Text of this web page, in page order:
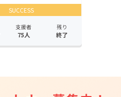
SUCCESS
支援者
75人
残り
終了